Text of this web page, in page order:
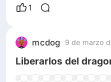
salvo, pero hacer algo
rendirnos con los
debemos tratar de
siempre tu optimismo te
1
mcdog 9 de marzo
Liberarlos del